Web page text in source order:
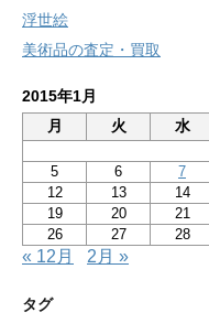
浮世絵
美術品の査定・買取
2015年1月
月
火 水
5
6 7
12
13 14
19
20 21
26
27 28
« 12月 2月 »
タグ